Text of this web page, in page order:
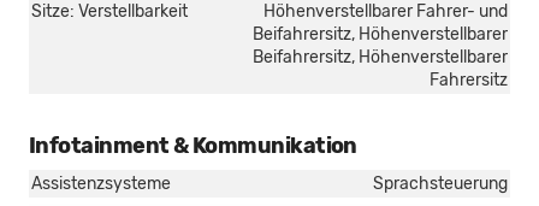
Sitze: Verstellbarkeit
Höhenverstellbarer Fahrer- und
Beifahrersitz, Höhenverstellbarer
Beifahrersitz, Höhenverstellbarer
Fahrersitz
Infotainment & Kommunikation
Assistenzsysteme
Sprachsteuerung